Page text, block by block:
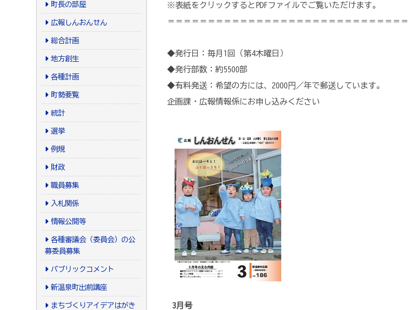
町長の部屋
広報しんおんせん
総合計画
地方創生
各種計画
町勢要覧
統計
選挙
例規
財政
職員募集
入札関係
情報公開等
各種審議会（委員会）の公
募委員募集
パブリックコメント
新温泉町出前講座
まちづくりアイデアはがき
※表紙をクリックするとPDFファイルでご覧いただけます。
＝＝＝＝＝＝＝＝＝＝＝＝＝＝＝＝＝＝＝＝＝＝＝＝＝＝＝＝＝＝
◆発行日：毎月1回（第4木曜日）
◆発行部数：約5500部
◆有料発送：希望の方には、2000円／年で郵送しています。
企画課・広報情報係にお申し込みください
3月号